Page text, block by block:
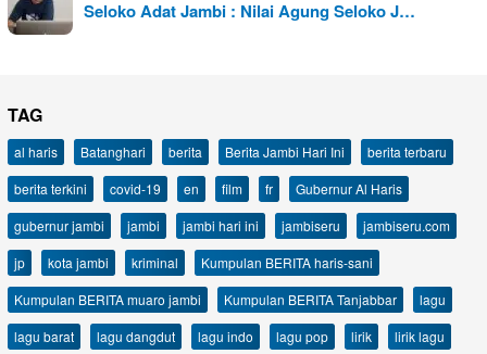
Seloko Adat Jambi : Nilai Agung Seloko J…
TAG
al haris Batanghari berita Berita Jambi Hari Ini
berita terbaru
berita terkini
covid-19 en film fr
Gubernur Al Haris
gubernur jambi
jambi jambi hari ini jambiseru
jambiseru.com
jp
kota jambi kriminal
Kumpulan BERITA haris-sani
Kumpulan BERITA muaro jambi
Kumpulan BERITA Tanjabbar
lagu
lagu barat
lagu dangdut lagu indo lagu pop lirik
lirik lagu